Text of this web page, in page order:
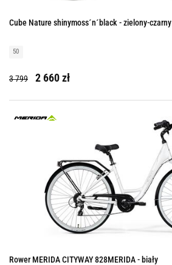
Cube Nature shinymoss´n´black - zielony-czarny
50
3 799 2 660 zł
Rower MERIDA CITYWAY 828MERIDA - biały